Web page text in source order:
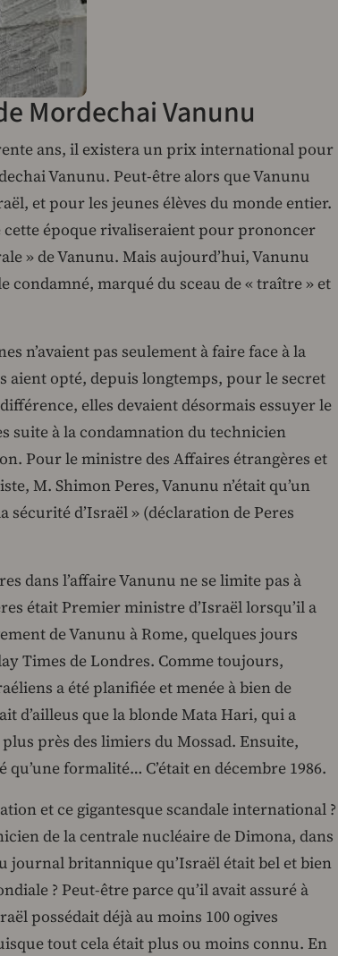
Mordechai Vanunu
ans, il existera un prix international pour
Vanunu. Peut-être alors que Vanunu
et pour les jeunes élèves du monde entier.
cette époque rivaliseraient pour prononcer
» de Vanunu. Mais aujourd’hui, Vanunu
condamné, marqué du sceau de « traître » et
n’avaient pas seulement à faire face à la
aient opté, depuis longtemps, pour le secret
elles devaient désormais essuyer le
suite à la condamnation du technicien
Pour le ministre des Affaires étrangères et
M. Shimon Peres, Vanunu n’était qu’un
d’Israël » (déclaration de Peres
dans l’affaire Vanunu ne se limite pas à
était Premier ministre d’Israël lorsqu’il a
de Vanunu à Rome, quelques jours
Times de Londres. Comme toujours,
a été planifiée et menée à bien de
d’ailleus que la blonde Mata Hari, qui a
près des limiers du Mossad. Ensuite,
qu’une formalité… C’était en décembre 1986.
et ce gigantesque scandale international ?
de la centrale nucléaire de Dimona, dans
journal britannique qu’Israël était bel et bien
? Peut-être parce qu’il avait assuré à
possédait déjà au moins 100 ogives
tout cela était plus ou moins connu. En